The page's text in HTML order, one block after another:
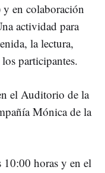
en colaboración
actividad para
la lectura,
participantes.
el Auditorio de la
Mónica de la
10:00 horas y en el